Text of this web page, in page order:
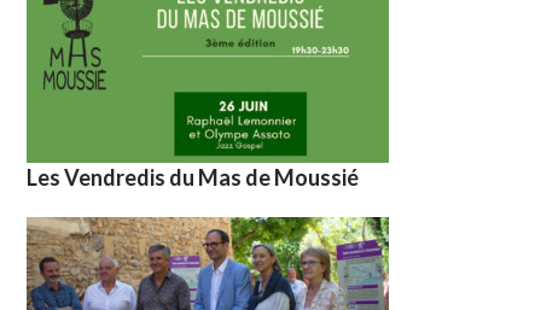
Les Vendredis du Mas de Moussié